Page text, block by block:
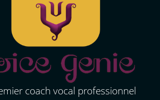
coach vocal professionnel